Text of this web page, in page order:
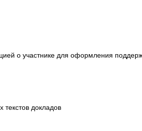
о участнике для оформления
докладов